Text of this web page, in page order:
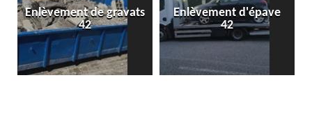
Enlèvement de gravats
42
Enlèvement d'épave
42